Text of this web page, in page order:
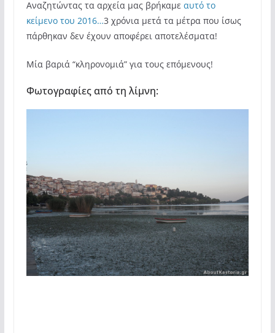
Αναζητώντας τα αρχεία μας βρήκαμε αυτό το
κείμενο του 2016…3 χρόνια μετά τα μέτρα που ίσως
πάρθηκαν δεν έχουν αποφέρει αποτελέσματα!
Μία βαριά “κληρονομιά” για τους επόμενους!
Φωτογραφίες από τη λίμνη: